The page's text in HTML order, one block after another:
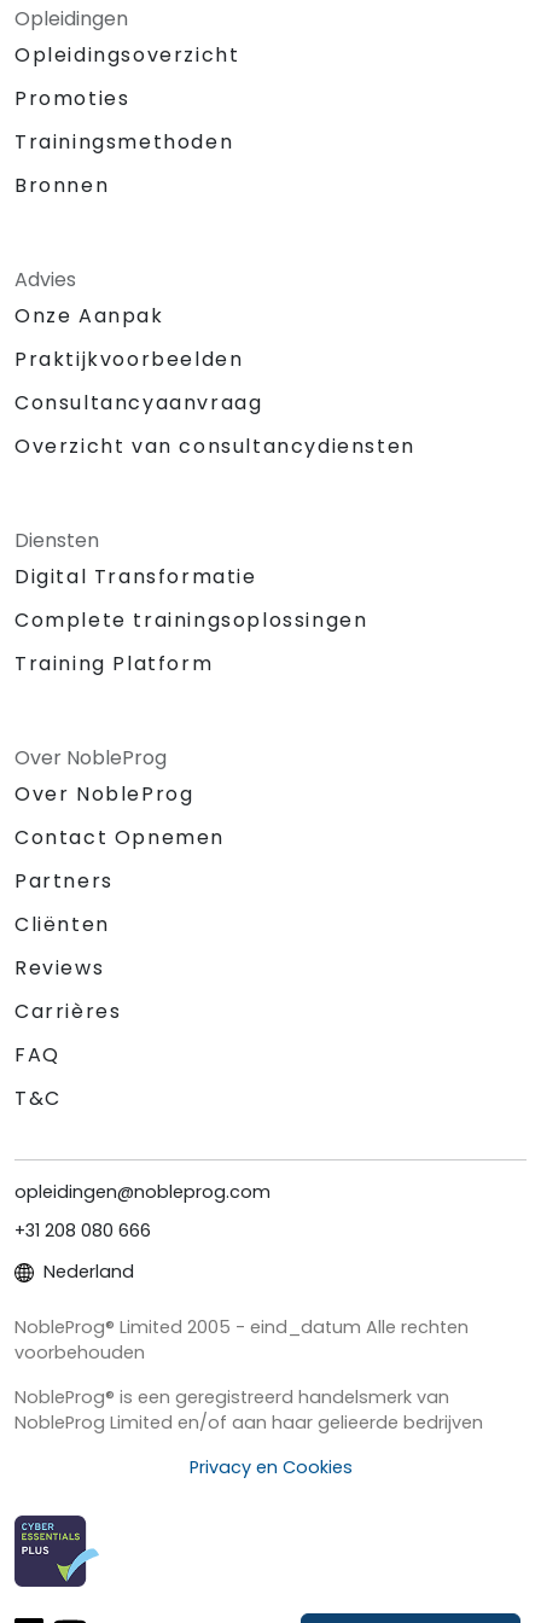
Opleidingen
Opleidingsoverzicht
Promoties
Trainingsmethoden
Bronnen
Advies
Onze Aanpak
Praktijkvoorbeelden
Consultancyaanvraag
Overzicht van consultancydiensten
Diensten
Digital Transformatie
Complete trainingsoplossingen
Training Platform
Over NobleProg
Over NobleProg
Contact Opnemen
Partners
Cliënten
Reviews
Carrières
FAQ
T&C
opleidingen@nobleprog.com
+31 208 080 666
Nederland
NobleProg® Limited 2005 - eind_datum Alle rechten
voorbehouden
NobleProg® is een geregistreerd handelsmerk van
NobleProg Limited en/of aan haar gelieerde bedrijven
Privacy en Cookies